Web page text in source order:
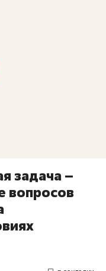
задача –
вопросов